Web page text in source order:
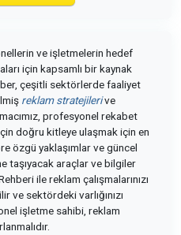
ve işletmelerin hedef
için kapsamlı bir kaynak
çeşitli sektörlerde faaliyet
reklam stratejilerive
profesyonel rekabet
doğru kitleye ulaşmak için en
özgü yaklaşımlar ve güncel
taşıyacak araçlar ve bilgiler
ile reklam çalışmalarınızı
ve sektördeki varlığınızı
işletme sahibi, reklam